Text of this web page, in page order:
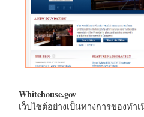
Whitehouse.gov
เว็บไซต์อย่างเป็นทางการของทำ